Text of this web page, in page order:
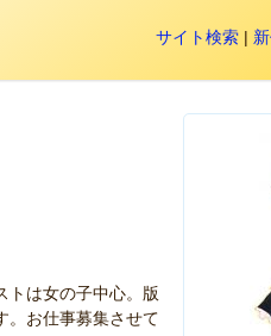
サイト検索 |
トは女の子中心。版
。お仕事募集させて